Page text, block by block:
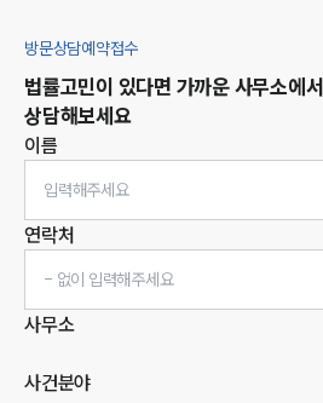
방문상담예약접수
법률고민이 있다면 가까운 사무소에서
상담해보세요
이름
연락처
사무소
사건분야